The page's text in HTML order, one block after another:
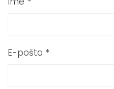
E-pošta *